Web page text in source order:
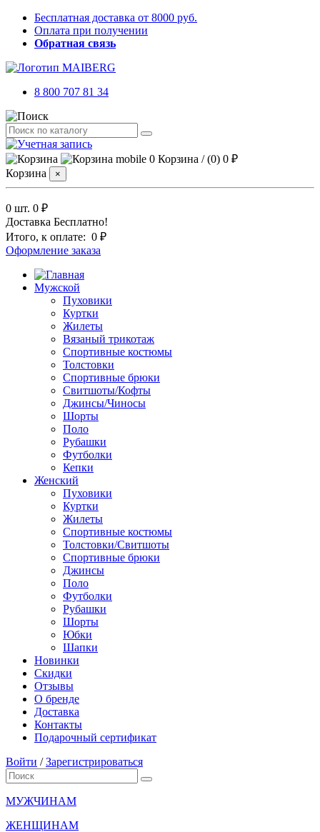
Бесплатная доставка от 8000 руб.
Оплата при получении
Обратная связь
8 800 707 81 34
0 Корзина /(0) 0 ₽
Корзина
×
0 шт. 0 ₽
Доставка Бесплатно!
Итого, к оплате: 0 ₽
Оформление заказа
Мужской
Пуховики
Куртки
Жилеты
Вязаный трикотаж
Спортивные костюмы
Толстовки
Спортивные брюки
Свитшоты/Кофты
Джинсы/Чиносы
Шорты
Поло
Рубашки
Футболки
Кепки
Женский
Пуховики
Куртки
Жилеты
Спортивные костюмы
Толстовки/Свитшоты
Спортивные брюки
Джинсы
Поло
Футболки
Рубашки
Шорты
Юбки
Шапки
Новинки
Скидки
Отзывы
О бренде
Доставка
Контакты
Подарочный сертификат
Войти /Зарегистрироваться
МУЖЧИНАМ
ЖЕНЩИНАМ